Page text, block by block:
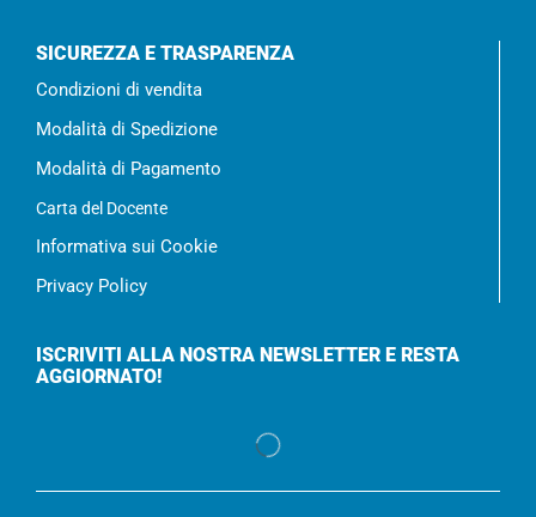
SICUREZZA E TRASPARENZA
Condizioni di vendita
Modalità di Spedizione
Modalità di Pagamento
Carta del Docente
Informativa sui Cookie
Privacy Policy
ISCRIVITI ALLA NOSTRA NEWSLETTER E RESTA
AGGIORNATO!